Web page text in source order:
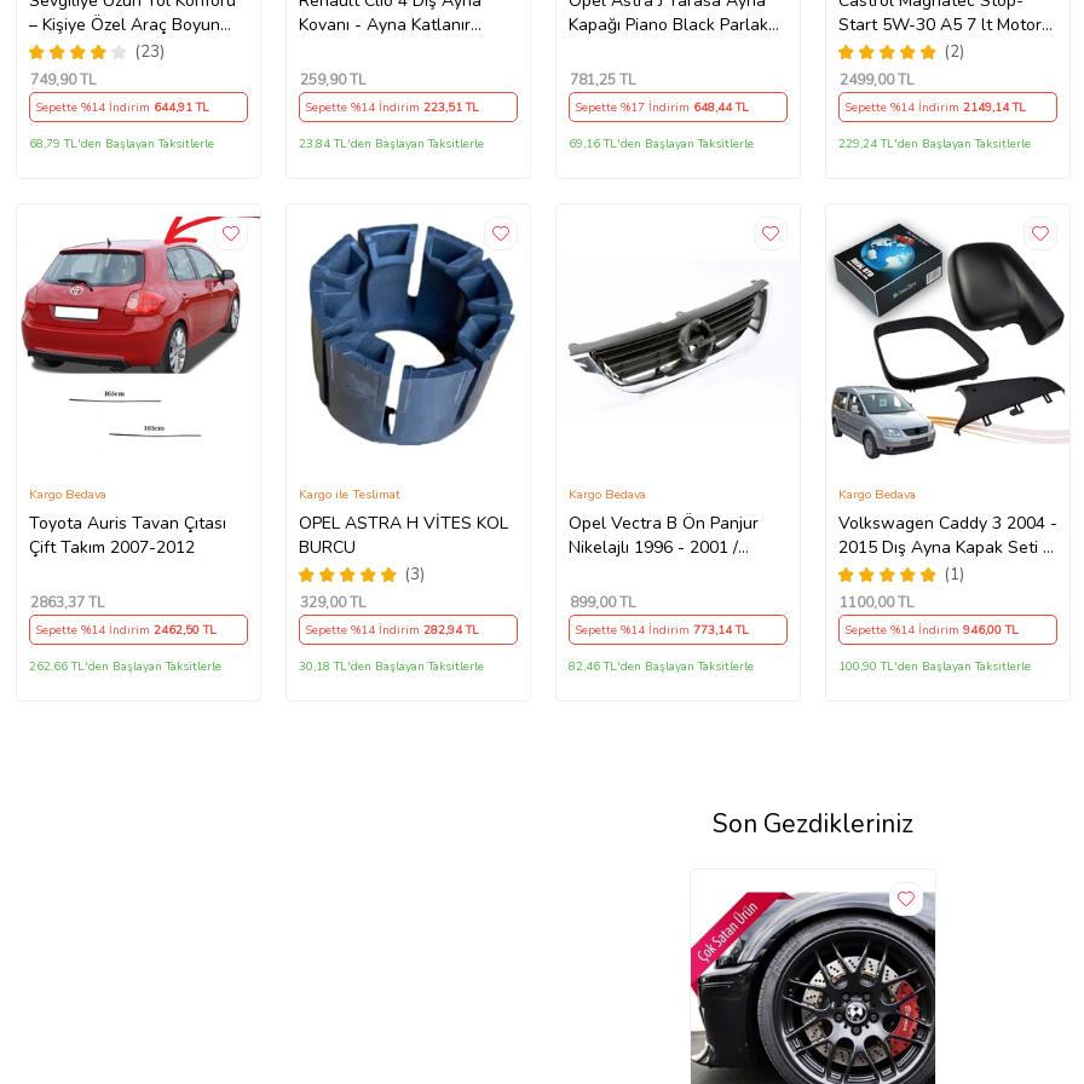
– Kişiye Özel Araç Boyun
Yastığı & Kemer Pedi Hediye
Seti
(23)
749,90 TL
Sepette %14 İndirim 644,91 TL
68,79 TL'den Başlayan Taksitlerle
Kovanı - Ayna Katlanır
490307706 M3625
259,90 TL
Sepette %14 İndirim 223,51 TL
23,84 TL'den Başlayan Taksitlerle
Kapağı Piano Black Parlak
781,25 TL
Sepette %17 İndirim 648,44 TL
69,16 TL'den Başlayan Taksitlerle
Start 5W-30 A5 7 lt Motor
Yağı Ü.T 2024 (2)
2499,00 TL
Sepette %14 İndirim 2149,14 TL
229,24 TL'den Başlayan Taksitlerle
Toyota Auris Tavan Çıtası
Çift Takım 2007-2012
Kargo Bedava
2863,37 TL
Sepette %14 İndirim 2462,50 TL
262,66 TL'den Başlayan Taksitlerle
OPEL ASTRA H VİTES KOL
BURCU
(3)
Kargo ile Teslimat
329,00 TL
Sepette %14 İndirim 282,94 TL
30,18 TL'den Başlayan Taksitlerle
Opel Vectra B Ön Panjur
Nikelajlı 1996 - 2001 /
Kargo Bedava
899,00 TL
Sepette %14 İndirim 773,14 TL
82,46 TL'den Başlayan Taksitlerle
Volkswagen Caddy 3 2004 -
2015 Dış Ayna Kapak Seti -
Sol 7E18575289 B9
(1)
Kargo Bedava
1100,00 TL
Sepette %14 İndirim 946,00 TL
100,90 TL'den Başlayan Taksitlerle
Son Gezdikleriniz